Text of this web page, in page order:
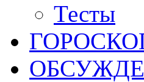
Тесты